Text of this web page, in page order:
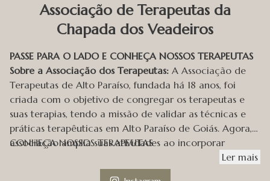
Associação de Terapeutas da
Chapada dos Veadeiros
PASSE PARA O LADO E CONHEÇA NOSSOS TERAPEUTAS
Sobre a Associação dos Terapeutas: A Associação de
Terapeutas de Alto Paraíso, fundada há 18 anos, foi
criada com o objetivo de congregar os terapeutas e
suas terapias, tendo a missão de validar as técnicas e
práticas terapêuticas em Alto Paraíso de Goiás. Agora, a
associação amplia suas atividades ao incorporar
terapeutas de todos os municípios que compõem a
Chapada dos Veadeiros, passando a se chamar
CONHEÇA NOSSOS TERAPEUTAS
Ler mais